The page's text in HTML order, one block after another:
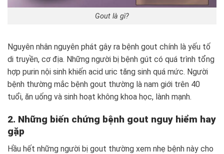
Gout là gì?
Nguyên nhân nguyên phát gây ra bệnh gout chính là yếu tố
di truyền, cơ địa. Những người bị bệnh gút có quá trình tổng
hợp purin nội sinh khiến acid uric tăng sinh quá mức. Người
bệnh thường mắc bệnh gout thường là nam giới trên 40
tuổi, ăn uống và sinh hoạt không khoa học, lành mạnh.
2. Những biến chứng bệnh gout nguy hiểm hay
gặp
Hầu hết những người bị gout thường xem nhẹ bệnh này cho